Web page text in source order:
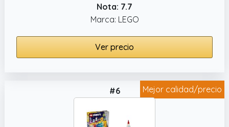
Nota: 7.7
Marca: LEGO
Ver precio
Mejor calidad/precio
#6